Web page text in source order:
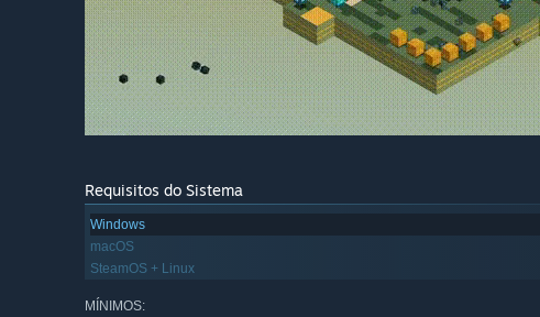
Requisitos do Sistema
Windows
macOS
SteamOS + Linux
MÍNIMOS: